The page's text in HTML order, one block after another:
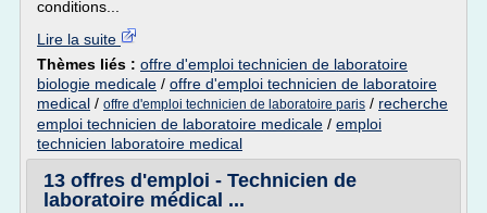
conditions...
Lire la suite
Thèmes liés : offre d'emploi technicien de laboratoire
biologie medicale / offre d'emploi technicien de laboratoire
medical / offre d'emploi technicien de laboratoire paris / recherche
emploi technicien de laboratoire medicale / emploi
technicien laboratoire medical
13 offres d'emploi - Technicien de
laboratoire médical ...